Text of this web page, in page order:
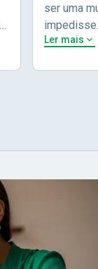
ser uma
concursos
objetivos
aprovação
Ler mais